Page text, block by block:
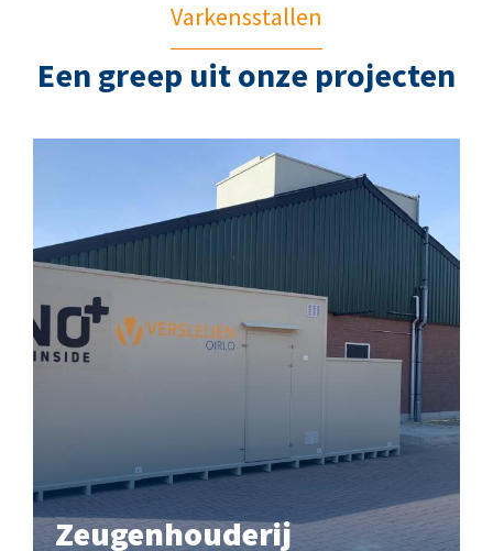
Varkensstallen
Een greep uit onze projecten
Zeugenhouderij